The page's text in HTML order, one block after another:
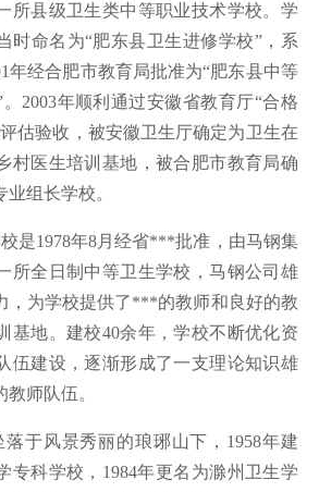
所县级卫生类中等职业技术学校。学
时命名为“肥东县卫生进修学校”，系
年经合肥市教育局批准为“肥东县中等
2003年顺利通过安徽省教育厅“合格
估验收，被安徽卫生厅确定为卫生在
村医生培训基地，被合肥市教育局确
组长学校。
是1978年8月经省***批准，由马钢集
所全日制中等卫生学校，马钢公司雄
，为学校提供了***的教师和良好的教
基地。建校40余年，学校不断优化资
伍建设，逐渐形成了一支理论知识雄
师队伍。
于风景秀丽的琅琊山下，1958年建
专科学校，1984年更名为滁州卫生学